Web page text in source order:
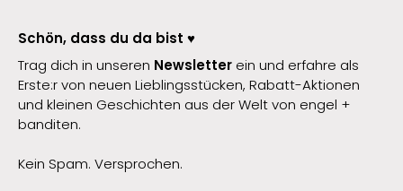
Schön, dass du da bist ♥️
Trag dich in unseren Newsletter ein und erfahre als
Erste:r von neuen Lieblingsstücken, Rabatt-Aktionen
und kleinen Geschichten aus der Welt von engel +
banditen.
Kein Spam. Versprochen.